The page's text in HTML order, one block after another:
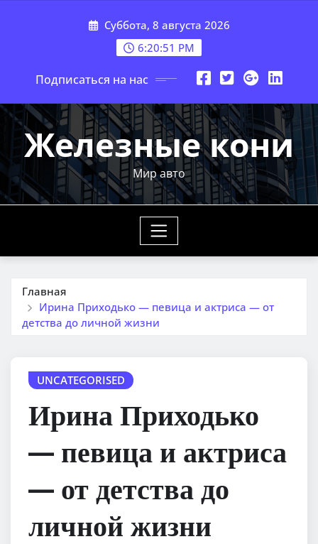
Суббота, 8 августа 2026
6:20:52 PM
Подписаться на нас
Железные кони
Мир авто
Главная
Ирина Приходько — певица и актриса — от
детства до личной жизни
UNCATEGORISED
Ирина Приходько
— певица и актриса
— от детства до
личной жизни